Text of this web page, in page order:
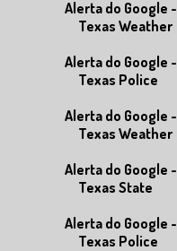
Alerta do Google -
Texas Weather
Alerta do Google -
Texas Police
Alerta do Google -
Texas Weather
Alerta do Google -
Texas State
Alerta do Google -
Texas Police